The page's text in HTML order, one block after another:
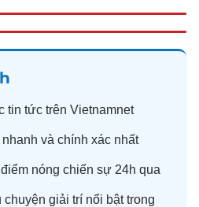
tin tức trên Vietnamnet
nhanh và chính xác nhất
điểm nóng chiến sự 24h qua
chuyện giải trí nổi bật trong